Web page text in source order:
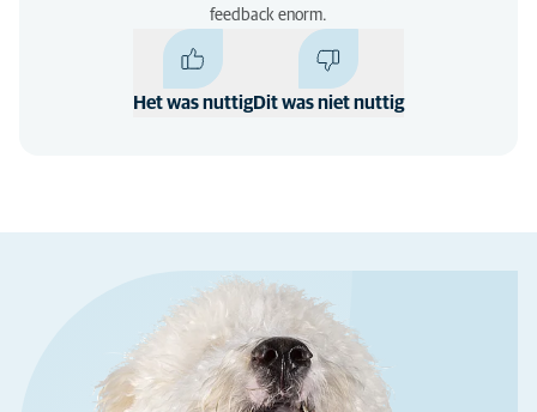
feedback enorm.
Het was nuttigDit was niet nuttig